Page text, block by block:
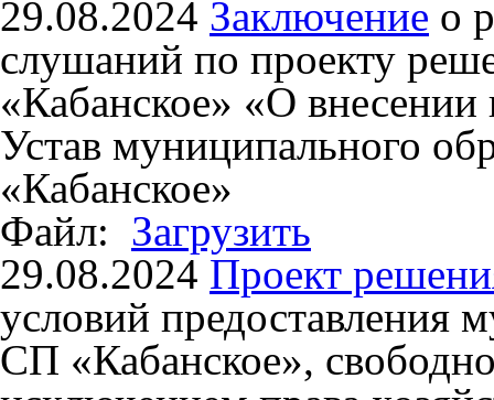
29.08.2024 Заключение о
слушаний по проекту
«Кабанское» «О
Устав муниципального
«Кабанское»
Файл: Загрузить
29.08.2024 Проект
условий
СП «Кабанское»,